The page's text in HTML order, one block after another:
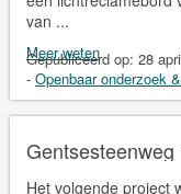
van ...
Meer weten
Gepubliceerd op: 28
- Openbaar onderzoek
Het volgende project